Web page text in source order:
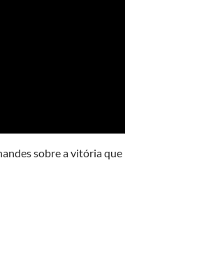
sobre a vitória que